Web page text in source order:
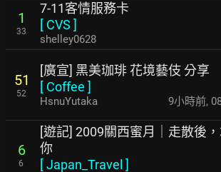
1
33
7-11客情服務卡
[ CVS ]
shelley0628
51
52
[廣宣] 黑美珈琲 花境藝伎 分享
[ Coffee ]
HsnuYutaka 9小時前,
6
6
[遊記] 2009關西蜜月｜走散後
你
[Japan_Travel ]